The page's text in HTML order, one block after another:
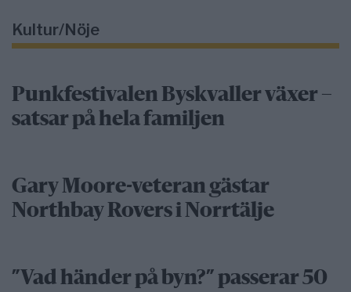
Kultur/Nöje
Punkfestivalen Byskvaller växer –
satsar på hela familjen
Gary Moore-veteran gästar
Northbay Rovers i Norrtälje
”Vad händer på byn?” passerar 50